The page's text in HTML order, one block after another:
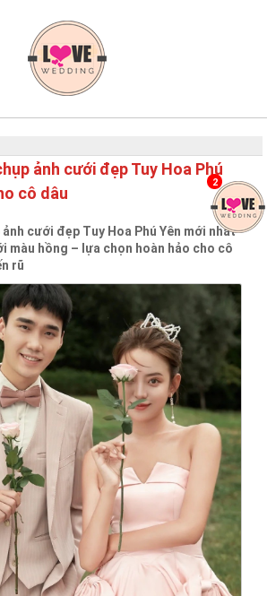
ảnh cưới đẹp Tuy Hoa Phú
cô dâu
ảnh cưới đẹp Tuy Hoa Phú Yên mới nhất
màu hồng – lựa chọn hoàn hảo cho cô
rũ
2